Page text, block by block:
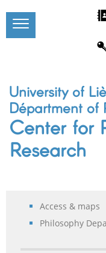
University of
Départment of
Center for
Research
Access & maps
Philosophy